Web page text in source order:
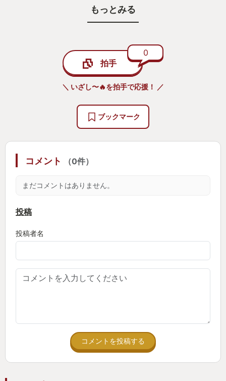
どちらもライザリン・シュタウトという「少女の成
長」と「仲間との青春」を描くストーリーだった。
は比べ物にならないライザの社会とのかかわり方、
そして本人たちの考え方の変化に驚く。
そして、ライザのアトリエ最後の作品として、「青
秘密の錬金術師シリーズを締めくくる作品として100
点満点の終わり方であり、プレイ後「本当にライザ
も納得させられてしまい、しばらくは涙が止まらな
かった。
もっとみる
拍手
0
＼ いざし〜🔥を拍手で応援！ ／
ブックマーク
コメント （0件）
まだコメントはありません。
投稿
投稿者名
コメントを投稿する